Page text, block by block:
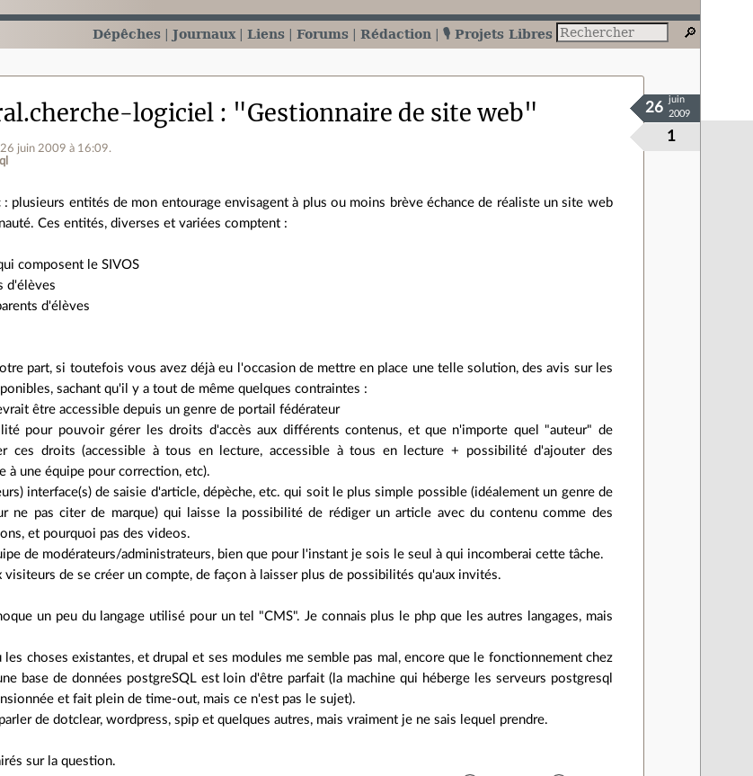
Dépêches Journaux Liens Forums Rédaction 🎙️ Projets Libres
logiciel "Gestionnaire de site web"
26 juin 2009 à 16:09.
1
26
juin
2009
plusieurs entités de mon entourage envisagent à plus ou moins brève échance de réaliste un site web
Ces entités, diverses et variées comptent :
composent le SIVOS
d'élèves
d'élèves
part, si toutefois vous avez déjà eu l'occasion de mettre en place une telle solution, des avis sur les
sachant qu'il y a tout de même quelques contraintes :
être accessible depuis un genre de portail fédérateur
pour pouvoir gérer les droits d'accès aux différents contenus, et que n'importe quel "auteur" de
ces droits (accessible à tous en lecture, accessible à tous en lecture + possibilité d'ajouter des
à une équipe pour correction, etc).
interface(s) de saisie d'article, dépèche, etc. qui soit le plus simple possible (idéalement un genre de
ne pas citer de marque) qui laisse la possibilité de rédiger un article avec du contenu comme des
et pourquoi pas des videos.
de modérateurs/administrateurs, bien que pour l'instant je sois le seul à qui incomberai cette tâche.
de se créer un compte, de façon à laisser plus de possibilités qu'aux invités.
un peu du langage utilisé pour un tel "CMS". Je connais plus le php que les autres langages, mais
les choses existantes, et drupal et ses modules me semble pas mal, encore que le fonctionnement chez
base de données postgreSQL est loin d'être parfait (la machine qui héberge les serveurs postgresql
et fait plein de time-out, mais ce n'est pas le sujet).
de dotclear, wordpress, spip et quelques autres, mais vraiment je ne sais lequel prendre.
sur la question.